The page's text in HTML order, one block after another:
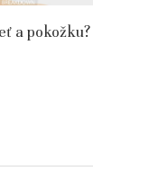
a pokožku?